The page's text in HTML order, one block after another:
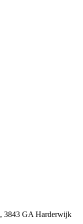
, 3843 GA Harderwijk